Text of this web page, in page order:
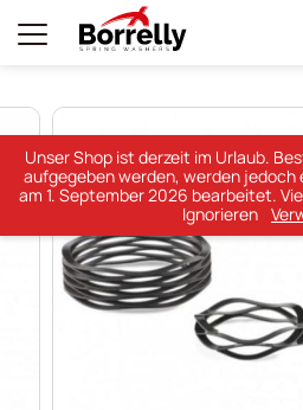
Unser Shop ist derzeit im Urlaub.
aufgegeben werden, werden jedoch
am 1. September 2026 bearbeitet.
Ignorieren